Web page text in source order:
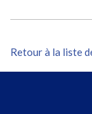
Retour à la liste